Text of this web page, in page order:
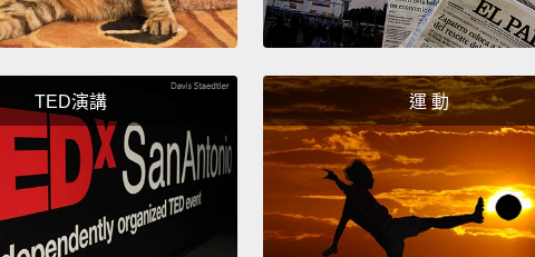
Jordan。
That is so
their legs.
超高難度
By his
O'Neal, he
TED演講 運 動